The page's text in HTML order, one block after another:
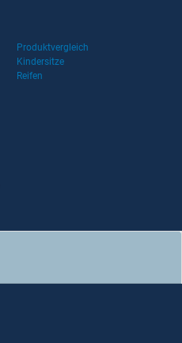
Produktvergleich
Kindersitze
Reifen